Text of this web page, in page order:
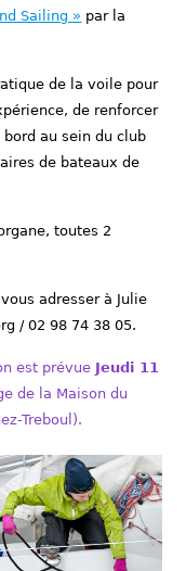
Sailing » par la
de la voile pour
de renforcer
bord au sein du club
de bateaux de
toutes 2
adresser à Julie
/ 02 98 74 38 05.
est prévue Jeudi 11
de la Maison du
Treboul).